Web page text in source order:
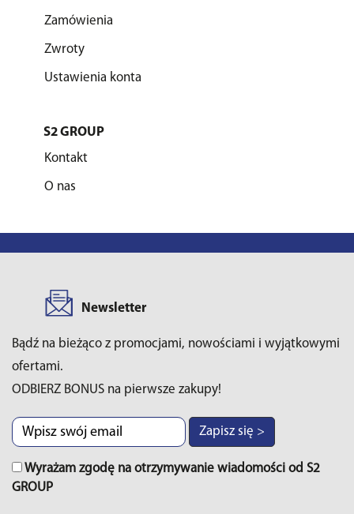
Zamówienia
Zwroty
Ustawienia konta
S2 GROUP
Kontakt
O nas
Newsletter
Bądź na bieżąco z promocjami, nowościami i wyjątkowymi
ofertami.
ODBIERZ BONUS na pierwsze zakupy!
Zapisz się >
Wyrażam zgodę na otrzymywanie wiadomości od S2
GROUP